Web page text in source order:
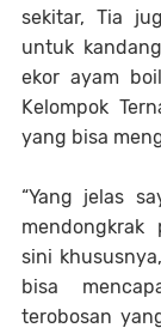
sekitar, Tia
untuk
ekor ayam
Kelompok
yang bisa
“Yang jelas
mendongkrak
sini
bisa
terobosan